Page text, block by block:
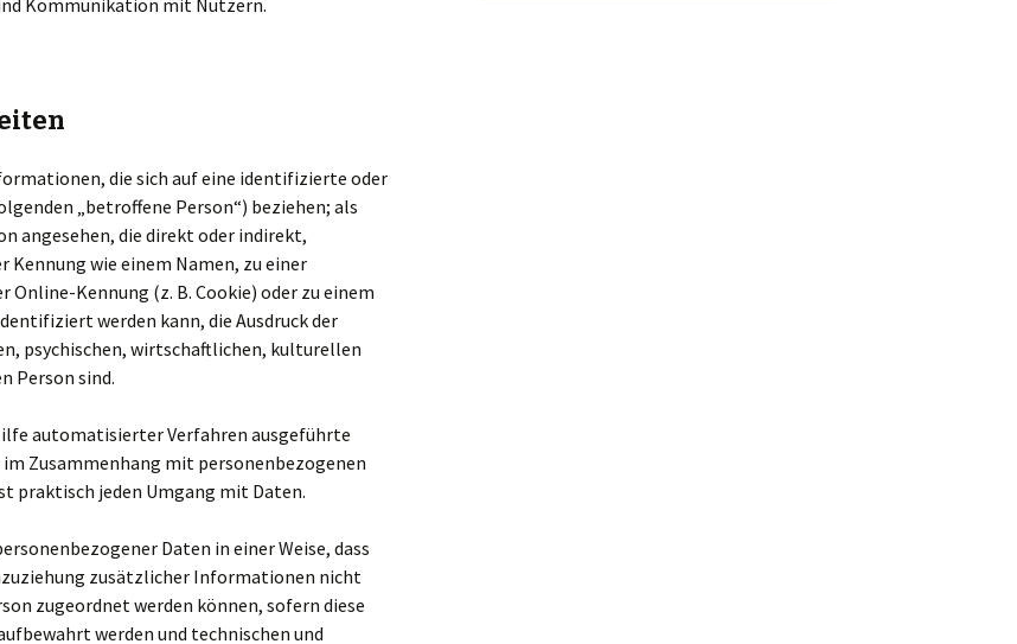
Kommunikation mit Nutzern.
die sich auf eine identifizierte oder
„betroffene Person“) beziehen; als
angesehen, die direkt oder indirekt,
wie einem Namen, zu einer
Kennung (z. B. Cookie) oder zu einem
werden kann, die Ausdruck der
psychischen, wirtschaftlichen, kulturellen
Person sind.
automatisierter Verfahren ausgeführte
Zusammenhang mit personenbezogenen
praktisch jeden Umgang mit Daten.
Daten in einer Weise, dass
zusätzlicher Informationen nicht
zugeordnet werden können, sofern diese
werden und technischen und